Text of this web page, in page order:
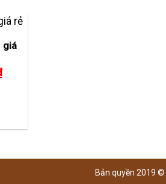
giá
Giá
hiện
Bản quyền 2019 ©